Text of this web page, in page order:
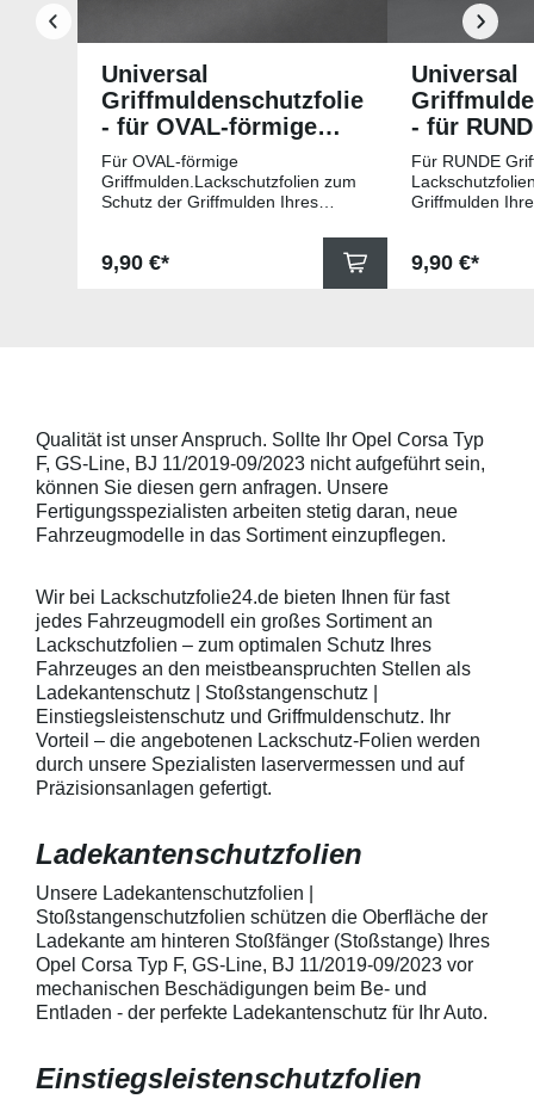
Universal
Griffmuldenschutzfolie
- für OVAL-förmige
Griffmulden
Für OVAL-förmige
Griffmulden.Lackschutzfolien zum
Schutz der Griffmulden Ihres
Schutzfolie gegen Kratzer in den
Griffmulden. Die Pads sind 78mm
beigelegter Anleitung) benetzen,
diese danach auflegen und mittig
anstreichen - anschließend die
Lackschutzfolie mittels Fön
erwärmen und von der Mitte
heraus in alle Richtungen
kontaktieren Sie uns bitte
telefonisch. Lieferumfang
transparente Lackschutzfolie 5
Stück Lackschutzpads für 5
Griffmulden / Griffschalen
Merkmale Spezielle Vinylfolie mit
bestmöglichem Schutz gegen
Kratzer und Abrieb Bestens
geeignet zum Schutz von
Fahrzeugkarosserien gegen
mechanische Einwirkung am
Fahrzeugkarosserien und
mechanische Einwirkung
entwickeltStärke der Folie beträgt
150 µmSchützt den wertvollen
Lack in der GriffmuldenKeine
unschönen Kratzer durch
Fingenägel oder Ringe in den
GriffmuldenSpezielle Vinylfolie mit
bestmöglichem Schutz gegen
Regulärer Preis:
9,90 €*
Universal
- für
Für RUNDE
Griffmulden
Die Pads sind
Schutzpads
sollten die
Folie mit
beigelegter
diese danach
anstreichen -
Lackschutzfolie
heraus in alle
ausstreichen.
kontaktieren
telefonisch.
geeignet zum
mechanische
zum Schutz von
150 µmSchützt
Lack in der
Regulärer
9,90 €*
Qualität ist unser Anspruch. Sollte Ihr Opel Corsa Typ
F, GS-Line, BJ 11/2019-09/2023 nicht aufgeführt sein,
können Sie diesen gern anfragen. Unsere
Fertigungsspezialisten arbeiten stetig daran, neue
Fahrzeugmodelle in das Sortiment einzupflegen.
Wir bei Lackschutzfolie24.de bieten Ihnen für fast
jedes Fahrzeugmodell ein großes Sortiment an
Lackschutzfolien – zum optimalen Schutz Ihres
Fahrzeuges an den meistbeanspruchten Stellen als
Ladekantenschutz | Stoßstangenschutz |
Einstiegsleistenschutz und Griffmuldenschutz. Ihr
Vorteil – die angebotenen Lackschutz-Folien werden
durch unsere Spezialisten laservermessen und auf
Präzisionsanlagen gefertigt.
Ladekantenschutzfolien
Unsere Ladekantenschutzfolien |
Stoßstangenschutzfolien schützen die Oberfläche der
Ladekante am hinteren Stoßfänger (Stoßstange) Ihres
Opel Corsa Typ F, GS-Line, BJ 11/2019-09/2023 vor
mechanischen Beschädigungen beim Be- und
Entladen - der perfekte Ladekantenschutz für Ihr Auto.
Einstiegsleistenschutzfolien